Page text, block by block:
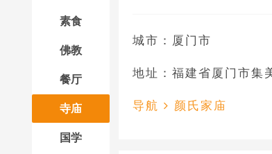
素食
佛教
餐厅
寺庙
国学
城市：厦门市
地址：福建省厦门市集
导航 颜氏家庙